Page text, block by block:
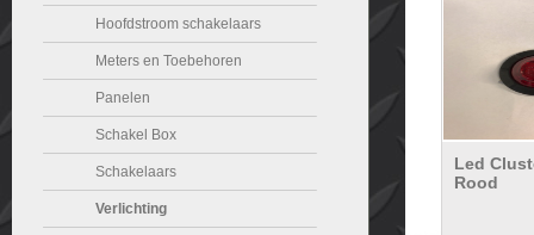
Hoofdstroom schakelaars
Meters en Toebehoren
Panelen
Schakel Box
Schakelaars
Verlichting
Led
Rood